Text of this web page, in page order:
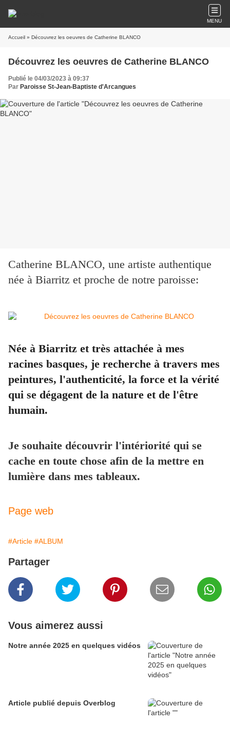
MENU
Accueil » Découvrez les oeuvres de Catherine BLANCO
Découvrez les oeuvres de Catherine BLANCO
Publié le 04/03/2023 à 09:37
Par Paroisse St-Jean-Baptiste d'Arcangues
Catherine BLANCO, une artiste authentique
née à Biarritz et proche de notre paroisse:
Née à Biarritz et très attachée à mes
racines basques, je recherche à travers mes
peintures, l'authenticité, la force et la vérité
qui se dégagent de la nature et de l'être
humain.
Je souhaite découvrir l'intériorité qui se
cache en toute chose afin de la mettre en
lumière dans mes tableaux.
Page web
#Article #ALBUM
Partager
Vous aimerez aussi
Notre année 2025 en quelques vidéos
Article publié depuis Overblog